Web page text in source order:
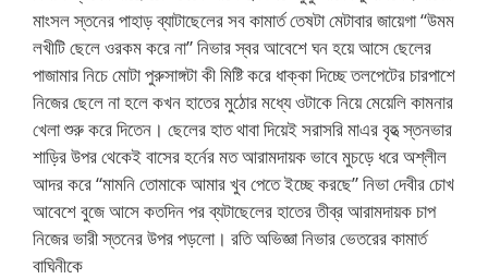
মাংসল স্তনের পাহাড় ব্যাটাছেলের সব কামার্ত তেষটা মেটাবার জায়েগা “উমম
লখীটি ছেলে ওরকম করে না” নিভার স্বর আবেশে ঘন হয়ে আসে ছেলের
পাজামার নিচে মোটা পুরুসাঙ্গটা কী মিষ্টি করে ধাক্কা দিচ্ছে তলপেটের চারপাশে
নিজের ছেলে না হলে কখন হাতের মুঠোর মধ্যে ওটাকে নিয়ে মেয়েলি কামনার
খেলা শুরু করে দিতেন। ছেলের হাত থাবা দিয়েই সরাসরি মাএর বৃহত্‍ স্তনভার
শাড়ির উপর থেকেই বাসের হর্নের মত আরামদায়ক ভাবে মুচড়ে ধরে অশ্লীল
আদর করে “মামনি তোমাকে আমার খুব পেতে ইচ্ছে করছে” নিভা দেবীর চোখ
আবেশে বুজে আসে কতদিন পর ব্যটাছেলের হাতের তীব্র আরামদায়ক চাপ
নিজের ভারী স্তনের উপর পড়লো। রতি অভিজ্ঞা নিভার ভেতরের কামার্ত
বাঘিনীকে